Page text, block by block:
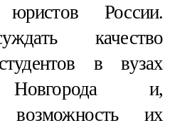
юристов России.
качество
в вузах
и,
возможность их